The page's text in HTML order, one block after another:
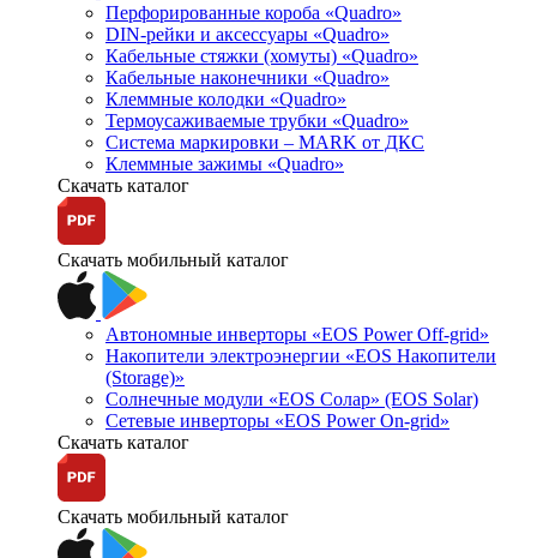
Перфорированные короба «Quadro»
DIN-рейки и аксессуары «Quadro»
Кабельные стяжки (хомуты) «Quadro»
Кабельные наконечники «Quadro»
Клеммные колодки «Quadro»
Термоусаживаемые трубки «Quadro»
Система маркировки – MARK от ДКС
Клеммные зажимы «Quadro»
Скачать каталог
Скачать мобильный каталог
Автономные инверторы «EOS Power Off-grid»
Накопители электроэнергии «EOS Накопители
(Storage)»
Солнечные модули «EOS Солар» (EOS Solar)
Сетевые инверторы «EOS Power On-grid»
Скачать каталог
Скачать мобильный каталог